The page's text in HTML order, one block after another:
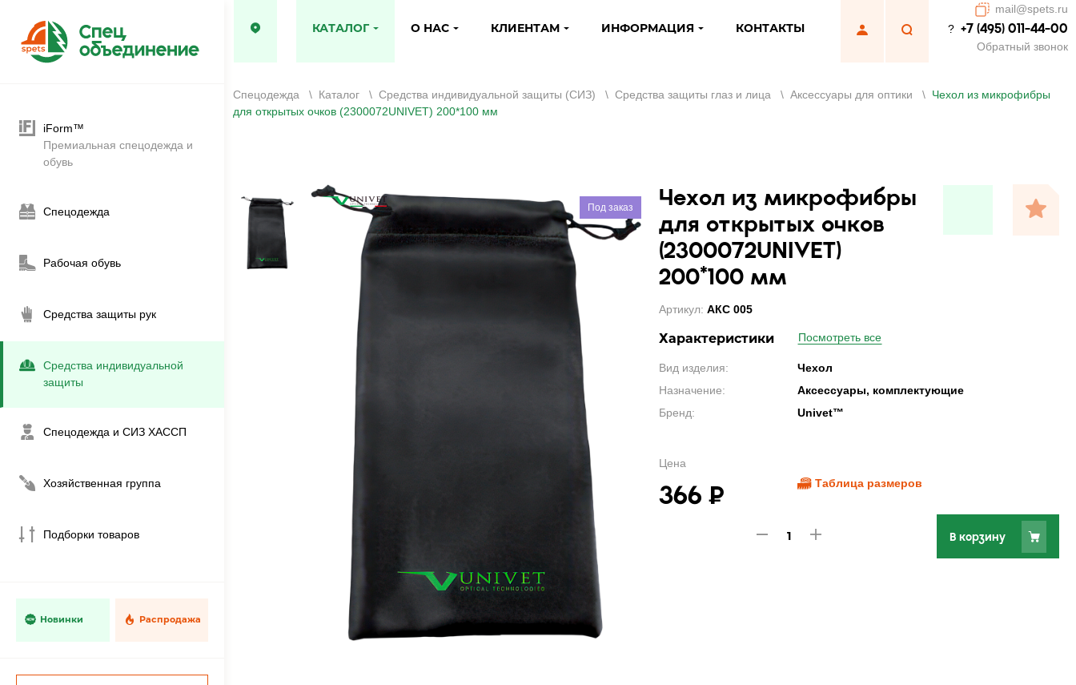
iForm™
Премиальная спецодежда и
обувь
Спецодежда
Рабочая обувь
Средства защиты рук
Средства индивидуальной
защиты
Спецодежда и СИЗ ХАССП
Хозяйственная группа
Подборки товаров
Новинки Распродажа
КАТАЛОГ О НАС КЛИЕНТАМ ИНФОРМАЦИЯ КОНТАКТЫ
mail@spets.ru
? +7 (495) 011-44-00
Обратный звонок
Спецодежда \ Каталог \ Средства индивидуальной защиты (СИЗ) \ Средства защиты глаз и лица \ Аксессуары для оптики \ Чехол из микрофибры
для открытых очков (2300072UNIVET) 200*100 мм
Под заказ
Чехол из микрофибры
для открытых очков
(2300072UNIVET)
200*100 мм
Артикул: АКС 005
Характеристики Посмотреть все
Вид изделия:
Чехол
Назначение:
Аксессуары, комплектующие
Бренд:
Univet™
Цена
366 ₽ Таблица размеров
В корзину